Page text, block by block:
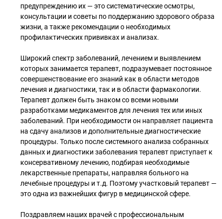
предупреждению их — это систематические осмотры,
консультации и советы по поддержанию здорового образа
жизни, а также рекомендации о необходимых
профилактических прививках и анализах.
Широкий спектр заболеваний, лечением и выявлением
которых занимается терапевт, подразумевает постоянное
совершенствование его знаний как в области методов
лечения и диагностики, так и в области фармакологии.
Терапевт должен быть знаком со всеми новыми
разработками медикаментов для лечения тех или иных
заболеваний. При необходимости он направляет пациента
на сдачу анализов и дополнительные диагностические
процедуры. Только после системного анализа собранных
данных и диагностики заболевания терапевт приступает к
консервативному лечению, подбирая необходимые
лекарственные препараты, направляя больного на
лечебные процедуры и т.д. Поэтому участковый терапевт —
это одна из важнейших фигур в медицинской сфере.
Поздравляем наших врачей с профессиональным